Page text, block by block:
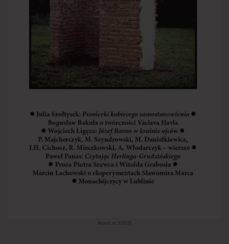
Akcent nr 3/2026